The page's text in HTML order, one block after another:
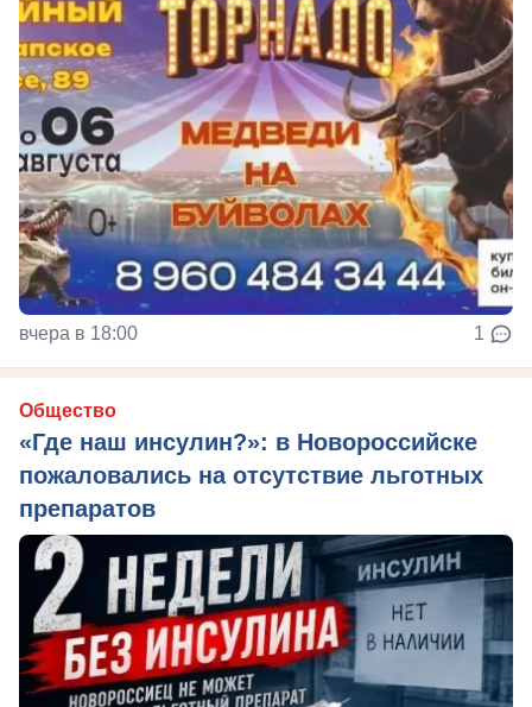
вчера в 18:00 1
Общество
«Где наш инсулин?»: в Новороссийске
пожаловались на отсутствие льготных
препаратов